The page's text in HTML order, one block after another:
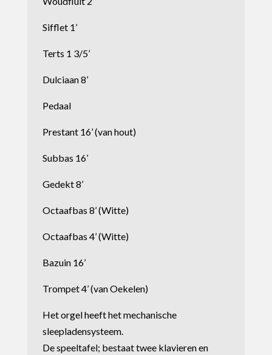
Sifflet 1’
Terts 1 3/5’
Dulciaan 8’
Pedaal
Prestant 16’ (van hout)
Subbas 16’
Gedekt 8’
Octaafbas 8’ (Witte)
Octaafbas 4’ (Witte)
Bazuin 16’
Trompet 4’ (van Oekelen)
Het orgel heeft het mechanische
sleepladensysteem.
De speeltafel; bestaat twee klavieren en